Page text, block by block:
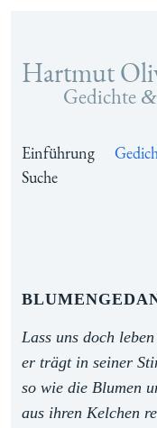
Zum Inhalt springen
Hartmut
Gedichte &
Einführung
Suche
Lass uns doch
er trägt in seiner
so wie die Blumen
aus ihren Kelchen